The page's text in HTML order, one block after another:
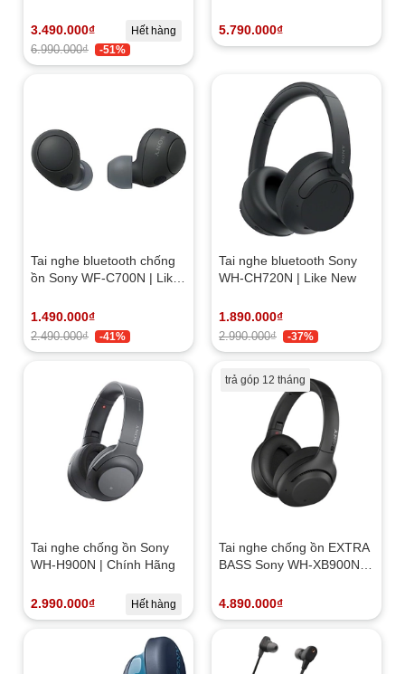
3.490.000₫
6.990.000₫ -51%
Hết hàng
5.790.000₫
Tai nghe bluetooth chống
ồn Sony WF-C700N | Like
1.490.000₫
2.490.000₫ -41%
Tai nghe bluetooth Sony
WH-CH720N | Like New
1.890.000₫
2.990.000₫ -37%
Tai nghe chống ồn Sony
WH-H900N | Chính Hãng
2.990.000₫ Hết hàng
trả góp 12 tháng
Tai nghe chống ồn EXTRA
BASS Sony WH-XB900N |
4.890.000₫